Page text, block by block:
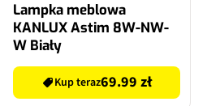
Lampka meblowa
KANLUX Astim 8W-NW-
W Biały
Kup teraz69.99 zł